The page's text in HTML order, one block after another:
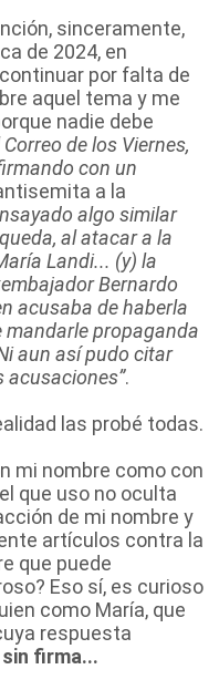
sinceramente,
de 2024, en
por falta de
aquel tema y me
nadie debe
Correo de los Viernes,
con un
a la
algo similar
al atacar a la
Landi... (y) la
Bernardo
acusaba de haberla
mandarle propaganda
aun así pudo citar
acusaciones”.
las probé todas.
mi nombre como con
que uso no oculta
de mi nombre y
artículos contra la
que puede
Eso sí, es curioso
como María, que
respuesta
sin firma...